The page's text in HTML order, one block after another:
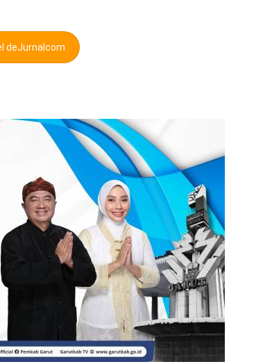
deJurnalcom